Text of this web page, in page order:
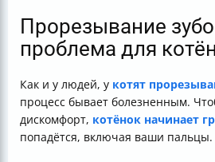
Прорезывание
проблема для
Как и у людей, у котят
процесс бывает болезненным.
дискомфорт, котёнок начинает
попадётся, включая ваши пальцы.